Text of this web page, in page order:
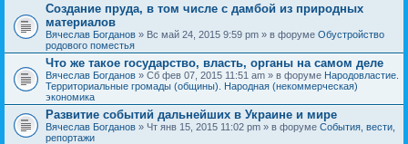
Создание пруда, в том числе с дамбой из природных
материалов
Вячеслав Богданов » Вс май 24, 2015 9:59 pm » в форуме Обустройство
родового поместья
Что же такое государство, власть, органы на самом деле
Вячеслав Богданов » Сб фев 07, 2015 11:51 am » в форуме Народовластие.
Территориальные громады (общины). Народная (некоммерческая)
экономика
Развитие событий дальнейших в Украине и мире
Вячеслав Богданов » Чт янв 15, 2015 11:02 pm » в форуме События, вести,
репортажи